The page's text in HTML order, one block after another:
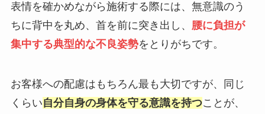
表情を確かめながら施術する際には、無意識のう
ちに背中を丸め、首を前に突き出し、 腰に負担が
集中する典型的な不良姿勢をとりがちです。
お客様への配慮はもちろん最も大切ですが、同じ
くらい自分自身の身体を守る意識を持つことが、